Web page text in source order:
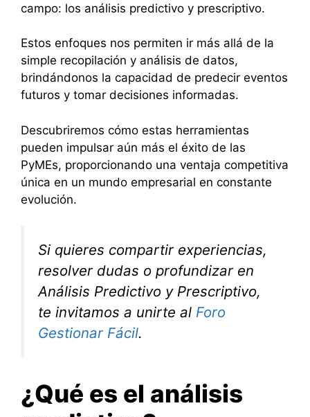
campo: los análisis predictivo y prescriptivo.
Estos enfoques nos permiten ir más allá de la
simple recopilación y análisis de datos,
brindándonos la capacidad de predecir eventos
futuros y tomar decisiones informadas.
Descubriremos cómo estas herramientas
pueden impulsar aún más el éxito de las
PyMEs, proporcionando una ventaja competitiva
única en un mundo empresarial en constante
evolución.
Si quieres compartir experiencias,
resolver dudas o profundizar en
Análisis Predictivo y Prescriptivo,
te invitamos a unirte al Foro
Gestionar Fácil.
¿Qué es el análisis